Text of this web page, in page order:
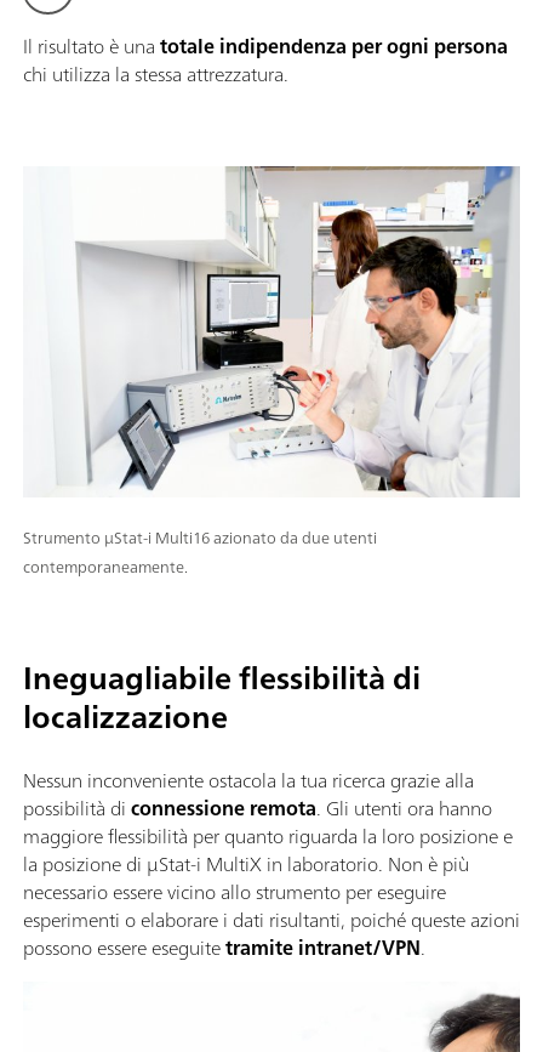
Il risultato è unatotale indipendenza per ogni persona
chi utilizza la stessa attrezzatura.
Strumento μStat-i Multi16 azionato da due utenti
contemporaneamente.
Ineguagliabile flessibilità di
localizzazione
Nessun inconveniente ostacola la tua ricerca grazie alla
possibilità diconnessione remota. Gli utenti ora hanno
maggiore flessibilità per quanto riguarda la loro posizione e
la posizione di μStat-i MultiX in laboratorio. Non è più
necessario essere vicino allo strumento per eseguire
esperimenti o elaborare i dati risultanti, poiché queste azioni
possono essere eseguitetramite intranet/VPN.